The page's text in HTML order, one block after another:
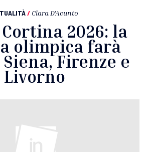
/ Clara D'Acunto
2026: la
olimpica farà
Firenze e
Livorno